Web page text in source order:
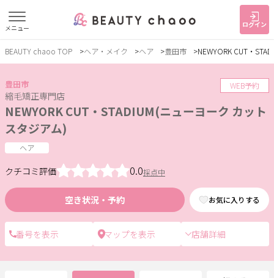
メニュー ログイン
すでに会員の方 はじめてご利用の方
ジャンルで探す
ヘア・メイク
リラク・整体
スクール・
トレーニング
メンズ
サービス
大人女子トピック ランキング
BEAUTY chaoo TOP ヘア・メイク ヘア 豊田市 NEWYORK CUT・
豊田市
縮毛矯正専門店
NEWYORK CUT・STADIUM(ニューヨーク カット
スタジアム)
ヘア
空き状況・予約 お気に入りする
クチコミ評価 0.0採点中
店舗詳細
WEB予約